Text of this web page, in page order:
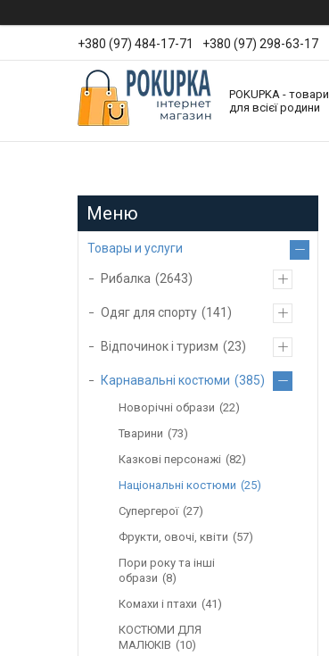
+380 (97) 484-17-71 +380 (97) 298-63-17
POKUPKA - товари
для всієї родини
Товары и услуги
Рибалка 2643
Одяг для спорту 141
Відпочинок і туризм 23
Карнавальні костюми 385
Новорічні образи
22
Тварини
73
Казкові персонажі
82
Національні костюми
25
Супергерої 27
Фрукти, овочі, квіти
57
Пори року та інші
образи
8
Комахи і птахи
41
КОСТЮМИ ДЛЯ
МАЛЮКІВ
10